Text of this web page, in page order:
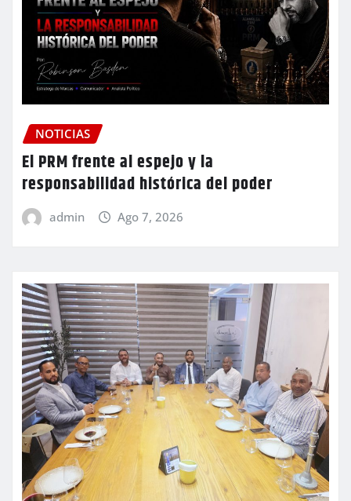
NOTICIAS
El PRM frente al espejo y la
responsabilidad histórica del poder
admin Ago 7, 2026